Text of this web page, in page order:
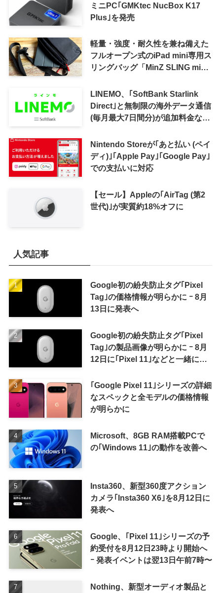
ミニPC｢GMKtec NucBox K17
Plus｣を発売
軽量・強度・耐久性を兼ね備えた
フルオープン式のiPad mini専用ス
リングバッグ「MinZ SLING mini
LINEMO、｢SoftBank Starlink
Direct｣と無制限の海外データ通信
(毎月最大7日間分)が追加料金なし
Nintendo Storeが｢あと払い (ペイ
ディ)｣｢Apple Pay｣｢Google Pay｣
での支払いに対応
【セール】Appleの｢AirTag (第2
世代)｣が実質約18%オフに
人気記事
Google初の紛失防止タグ｢Pixel
Tag｣の価格情報が明らかに ｰ 8月
13日に発表へ
Google初の紛失防止タグ｢Pixel
Tag｣の製品画像が明らかに ｰ 8月
12日に｢Pixel 11｣などと一緒に発
｢Google Pixel 11｣シリーズの詳細
なスペックと全モデルの価格情報
が明らかに
Microsoft、8GB RAM搭載PCで
の｢Windows 11｣の動作を改善へ
Insta360、新型360度アクション
カメラ｢Insta360 X6｣を8月12日に
発表へ
Google、｢Pixel 11｣シリーズの予
約受付を8月12日23時より開始へ
ｰ 発表イベントは翌13日午前7時〜
Nothing、新型オーディオ製品と